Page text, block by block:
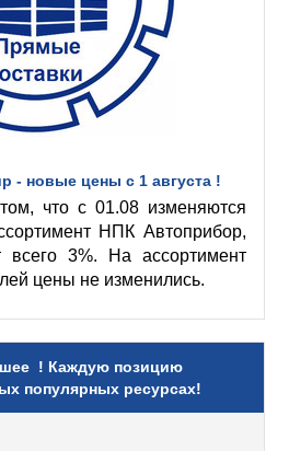
- новые цены с 1 августа !
что с 01.08 изменяются
НПК Автоприбор,
всего 3%. На ассортимент
цены не изменились.
! Каждую позицию
популярных ресурсах!